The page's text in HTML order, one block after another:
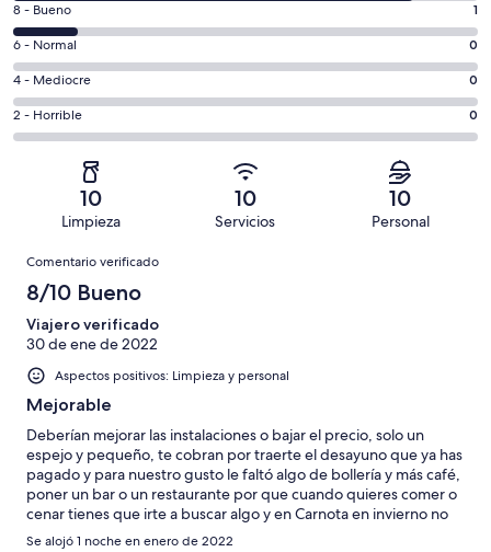
de
un
total
de
7
con
puntuación
1
comentarios
de
un
total
de
puntuación
8 - Bueno 1
0
comentarios
de
un
total
puntuación
Normal
6 - Normal 0
0
comentarios
de
una
puntuación
Mediocre
4 - Mediocre 0
0
comentarios
una
puntuación
de
Horrible
2 - Horrible 0
10
Limpieza
10
Servicios
10
Personal
Comentarios
Comentario verificado
8/10 Bueno
Viajero verificado
30 de ene de 2022
Aspectos positivos: Limpieza y personal
Mejorable
Deberían mejorar las instalaciones o bajar el precio, solo un
espejo y pequeño, te cobran por traerte el desayuno que ya has
pagado y para nuestro gusto le faltó algo de bollería y más café,
poner un bar o un restaurante por que cuando quieres comer o
cenar tienes que irte a buscar algo y en Carnota en invierno no
es agradable, lo mejor el personal, eso si que es de 10!
Se alojó 1 noche en enero de 2022